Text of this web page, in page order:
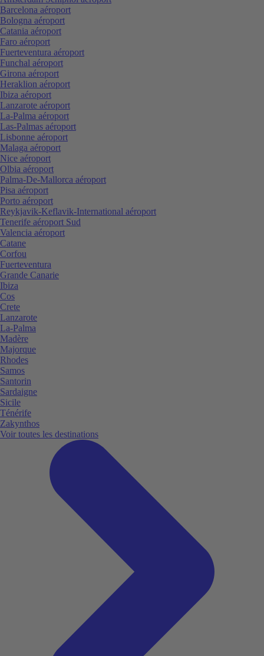
Barcelona aéroport
Bologna aéroport
Catania aéroport
Faro aéroport
Fuerteventura aéroport
Funchal aéroport
Girona aéroport
Heraklion aéroport
Ibiza aéroport
Lanzarote aéroport
La-Palma aéroport
Las-Palmas aéroport
Lisbonne aéroport
Malaga aéroport
Nice aéroport
Olbia aéroport
Palma-De-Mallorca aéroport
Pisa aéroport
Porto aéroport
Reykjavik-Keflavik-International aéroport
Tenerife aéroport Sud
Valencia aéroport
Catane
Corfou
Fuerteventura
Grande Canarie
Ibiza
Cos
Crete
Lanzarote
La-Palma
Madère
Majorque
Rhodes
Samos
Santorin
Sardaigne
Sicile
Ténérife
Zakynthos
Voir toutes les destinations